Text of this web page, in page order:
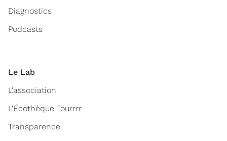
Diagnostics
Podcasts
Le Lab
L'association
L'Écothèque Tourrrr
Transparence